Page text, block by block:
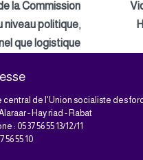
la Commission
politique,
que logistique
central de l'Union socialiste des
- Hay riad - Rabat
: 05 37 56 55 13/12/11
56 55 10